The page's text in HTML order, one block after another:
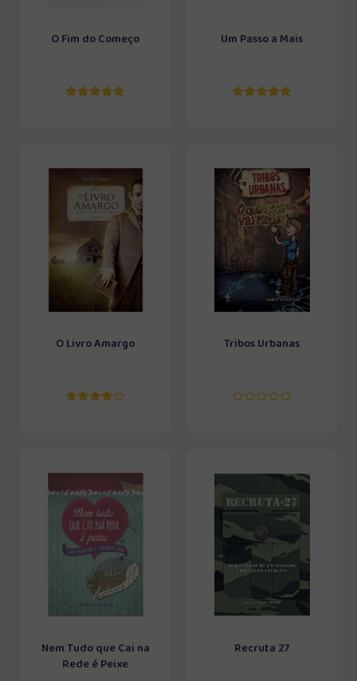
O Fim do Começo Um Passo a Mais
O Livro Amargo Tribos Urbanas
Nem Tudo que Cai na
Rede é Peixe
Recruta 27